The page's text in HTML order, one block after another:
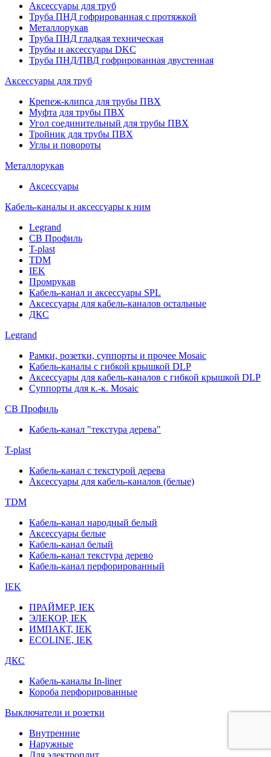
Аксессуары для труб
Труба ПНД гофрированная с протяжкой
Металлорукав
Труба ПНД гладкая техническая
Трубы и аксессуары DKC
Труба ПНД/ПВД гофрированная двустенная
Аксессуары для труб
Крепеж-клипса для трубы ПВХ
Муфта для трубы ПВХ
Угол соединительный для трубы ПВХ
Тройник для трубы ПВХ
Углы и повороты
Металлорукав
Аксессуары
Кабель-каналы и аксессуары к ним
Legrand
СВ Профиль
T-plast
TDM
IEK
Промрукав
Кабель-канал и аксессуары SPL
Аксессуары для кабель-каналов остальные
ДКС
Legrand
Рамки, розетки, суппорты и прочее Mosaic
Кабель-каналы с гибкой крышкой DLP
Аксессуары для кабель-каналов с гибкой крышкой DLP
Суппорты для к.-к. Mosaic
СВ Профиль
Кабель-канал "текстура дерева"
T-plast
Кабель-канал с текстурой дерева
Аксессуары для кабель-каналов (белые)
TDM
Кабель-канал народный белый
Аксессуары белые
Кабель-канал белый
Кабель-канал текстура дерево
Кабель-канал перфорированный
IEK
ПРАЙМЕР, IEK
ЭЛЕКОР, IEK
ИМПАКТ, IEK
ECOLINE, IEK
ДКС
Кабель-каналы In-liner
Короба перфорированные
Выключатели и розетки
Внутренние
Наружные
Для электроплит